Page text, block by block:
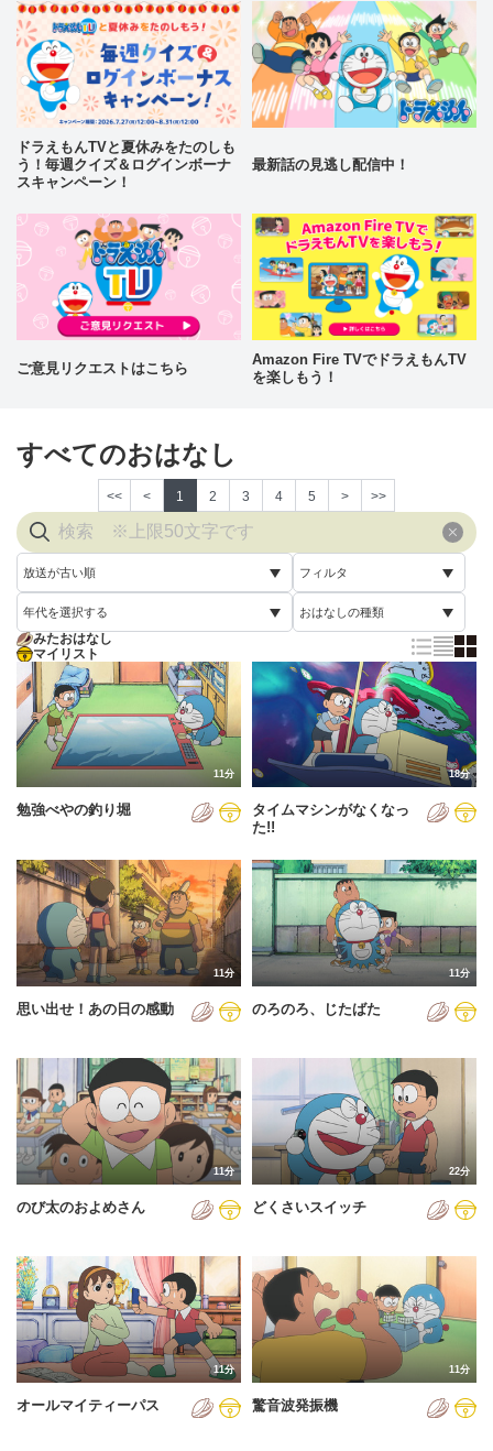
ドラえもんTVと夏休みをたのしも
う！毎週クイズ＆ログインボーナ
スキャンペーン！
最新話の見逃し配信中！
ご意見リクエストはこちら
Amazon Fire TVでドラえもんTV
を楽しもう！
すべてのおはなし
<< < 1 2 3 4 5 > >>
放送が古い順
放送が古い順
放送が新しい順
配信が古い順
配信が新しい順
あいうえお順(降順)
動画が長い順
動画が短い順
フィルタ
すべて
未視聴
年代を選択する
すべて
2005年
2006年
2007年
2008年
2011年
2012年
2013年
2014年
2015年
2016年
2017年
2019年
2020年
2021年
2022年
おはなしの種類
通常回
誕生日スペシャル
みたおはなし
マイリスト
11分
勉強べやの釣り堀
18分
タイムマシンがなくなっ
た!!
11分
思い出せ！あの日の感動
11分
のろのろ、じたばた
11分
のび太のおよめさん
22分
どくさいスイッチ
11分
オールマイティーパス
11分
驚音波発振機